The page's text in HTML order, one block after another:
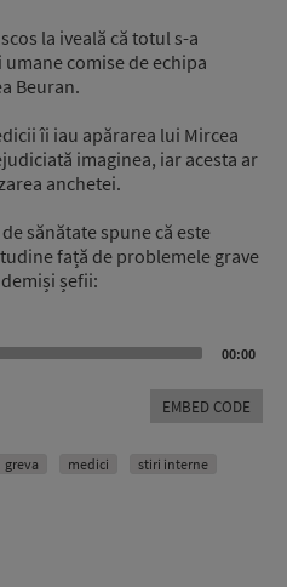
la iveală că totul s-a
comise de echipa
Beuran.
îi iau apărarea lui Mircea
imaginea, iar acesta ar
anchetei.
sănătate spune că este
față de problemele grave
șefii:
00:00
EMBED CODE
greva medici stiri interne